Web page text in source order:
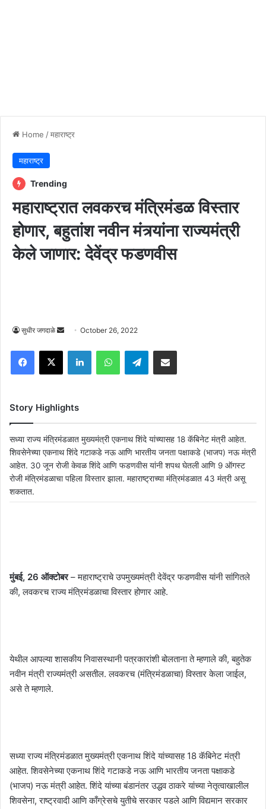
Home /महाराष्ट्र
महाराष्ट्र
Trending
महाराष्ट्रात लवकरच मंत्रिमंडळ विस्तार
होणार, बहुतांश नवीन मंत्र्यांना राज्यमंत्री
केले जाणार: देवेंद्र फडणवीस
सुधीर जगदाळे
Send
email
October 26, 2022
Facebook
X LinkedInWhatsAppTelegramShare via Email
Story Highlights
सध्या राज्य मंत्रिमंडळात मुख्यमंत्री एकनाथ शिंदे यांच्यासह 18 कॅबिनेट मंत्री आहेत.
शिवसेनेच्या एकनाथ शिंदे गटाकडे नऊ आणि भारतीय जनता पक्षाकडे (भाजप) नऊ मंत्री
आहेत. 30 जून रोजी केवळ शिंदे आणि फडणवीस यांनी शपथ घेतली आणि 9 ऑगस्ट
रोजी मंत्रिमंडळाचा पहिला विस्तार झाला. महाराष्ट्राच्या मंत्रिमंडळात 43 मंत्री असू
शकतात.
मुंबई, 26 ऑक्टोबर– महाराष्ट्राचे उपमुख्यमंत्री देवेंद्र फडणवीस यांनी सांगितले
की, लवकरच राज्य मंत्रिमंडळाचा विस्तार होणार आहे.
येथील आपल्या शासकीय निवासस्थानी पत्रकारांशी बोलताना ते म्हणाले की, बहुतेक
नवीन मंत्री राज्यमंत्री असतील. लवकरच (मंत्रिमंडळाचा) विस्तार केला जाईल,
असे ते म्हणाले.
सध्या राज्य मंत्रिमंडळात मुख्यमंत्री एकनाथ शिंदे यांच्यासह 18 कॅबिनेट मंत्री
आहेत. शिवसेनेच्या एकनाथ शिंदे गटाकडे नऊ आणि भारतीय जनता पक्षाकडे
(भाजप) नऊ मंत्री आहेत. शिंदे यांच्या बंडानंतर उद्धव ठाकरे यांच्या नेतृत्वाखालील
शिवसेना, राष्ट्रवादी आणि काँग्रेसचे युतीचे सरकार पडले आणि विद्यमान सरकार